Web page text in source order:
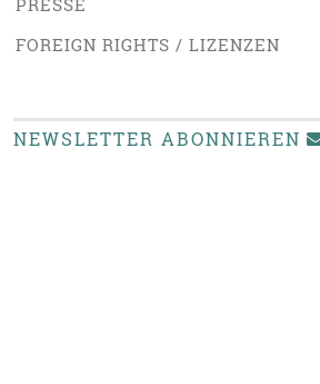
PRESSE
FOREIGN RIGHTS / LIZENZEN
NEWSLETTER ABONNIEREN